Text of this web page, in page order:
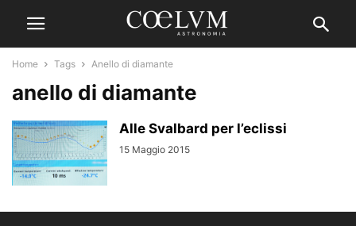
Home Tags Anello di diamante
anello di diamante
Alle Svalbard per l’eclissi
15 Maggio 2015